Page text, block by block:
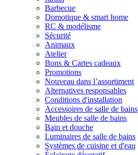
Barbecue
Domotique & smart home
RC & modélisme
Sécurité
Animaux
Atelier
Bons & Cartes cadeaux
Promotions
Nouveau dans l’assortiment
Alternatives responsables
Conditions d'installation
Accessoires de salle de bains
Meubles de salle de bains
Bain et douche
Luminaires de salle de bains
Systèmes de cuisine et d'eau